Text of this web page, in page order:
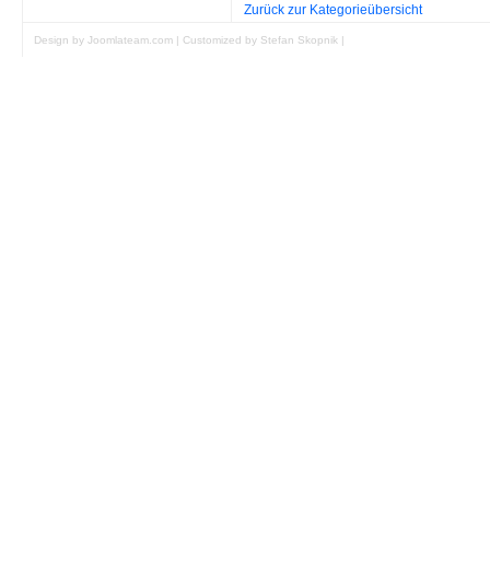
Zurück zur Kategorieübersicht
Design by Joomlateam.com | Customized by Stefan Skopnik |